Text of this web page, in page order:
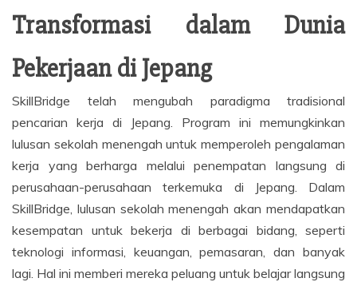
Transformasi dalam Dunia
Pekerjaan di Jepang
SkillBridge telah mengubah paradigma tradisional
pencarian kerja di Jepang. Program ini memungkinkan
lulusan sekolah menengah untuk memperoleh pengalaman
kerja yang berharga melalui penempatan langsung di
perusahaan-perusahaan terkemuka di Jepang. Dalam
SkillBridge, lulusan sekolah menengah akan mendapatkan
kesempatan untuk bekerja di berbagai bidang, seperti
teknologi informasi, keuangan, pemasaran, dan banyak
lagi. Hal ini memberi mereka peluang untuk belajar langsung